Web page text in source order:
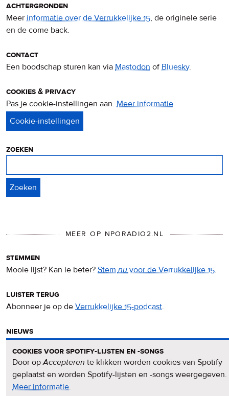
achtergronden
Meer informatie over de Verrukkelijke 15, de originele serie
en de come back.
contact
Een boodschap sturen kan via Mastodon ofBluesky.
cookies & privacy
Pas je cookie-instellingen aan. Meer informatie
zoeken
MEER OP NPORADIO2.NL
stemmen
Mooie lijst? Kan ie beter? Stemnuvoor de Verrukkelijke 15.
luister terug
Abonneer je op de Verrukkelijke 15-podcast.
nieuws
nieuwsbrief
Meld je aan voor deVerrukkelijke 15-nieuwsbrief.
cookies voor spotify-lijsten en -songs
Door opAccepteren te klikken worden cookies van Spotify
geplaatst en worden Spotify-lijsten en -songs weergegeven.
Meer informatieover
.